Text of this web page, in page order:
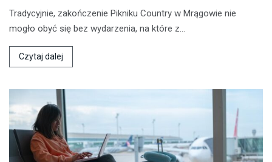
Tradycyjnie, zakończenie Pikniku Country w Mrągowie nie
mogło obyć się bez wydarzenia, na które z…
Czytaj dalej